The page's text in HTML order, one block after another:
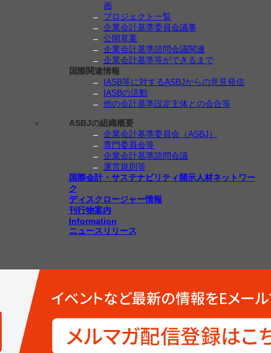
画
プロジェクト一覧
企業会計基準委員会議事
公開草案
企業会計基準諮問会議関連
企業会計基準等ができるまで
国際関連情報
IASB等に対するASBJからの意見発信
IASBの活動
他の会計基準設定主体との会合等
ASBJの組織概要
企業会計基準委員会（ASBJ）
専門委員会等
企業会計基準諮問会議
運営規則等
国際会計・サステナビリティ開示人材ネットワー
ク
ディスクロージャー情報
刊行物案内
Information
ニュースリリース